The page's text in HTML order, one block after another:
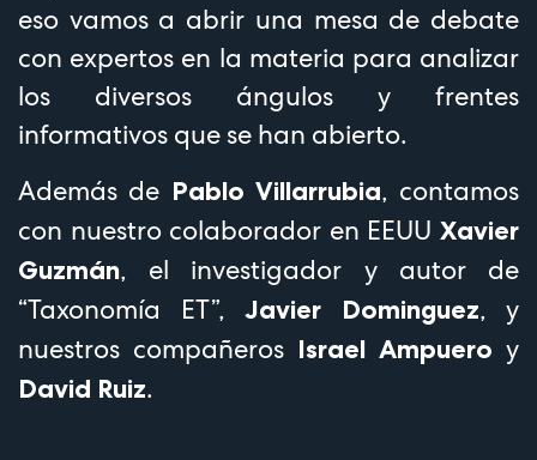
eso vamos a abrir una mesa de debate
con expertos en la materia para analizar
los diversos ángulos y frentes
informativos que se han abierto.
Además de Pablo Villarrubia, contamos
con nuestro colaborador en EEUU Xavier
Guzmán, el investigador y autor de
“Taxonomía ET”, Javier Dominguez, y
nuestros compañeros Israel Ampuero y
David Ruiz.